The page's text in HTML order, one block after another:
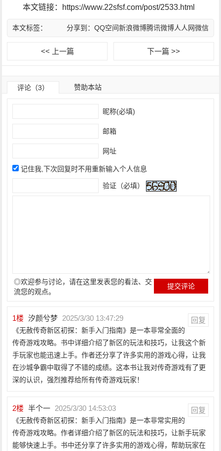
本文链接：https://www.22sfsf.com/post/2533.html
分享到： QQ空间新浪微博腾讯微博人人网微信
本文标签：
<< 上一篇 下一篇 >>
评论（3） 赞助本站
昵称(必填)
邮箱
网址
记住我,下次回复时不用重新输入个人信息
验证（必填）
◎欢迎参与讨论，请在这里发表您的看法、交
流您的观点。
1楼 汐颜兮梦 2025/3/30 13:47:29 回复
《无赦传奇新区初探：新手入门指南》是一本非常全面的
传奇游戏攻略。书中详细介绍了新区的玩法和技巧，让我这个新
手玩家也能迅速上手。作者还分享了许多实用的游戏心得，让我
在沙城争霸中取得了不错的成绩。这本书让我对传奇游戏有了更
深的认识，强烈推荐给所有传奇游戏玩家！
2楼 半个一 2025/3/30 14:53:03 回复
《无赦传奇新区初探：新手入门指南》是一本非常实用的
传奇游戏攻略。作者详细介绍了新区的玩法和技巧，让新手玩家
能够快速上手。书中还分享了许多实用的游戏心得，帮助玩家在